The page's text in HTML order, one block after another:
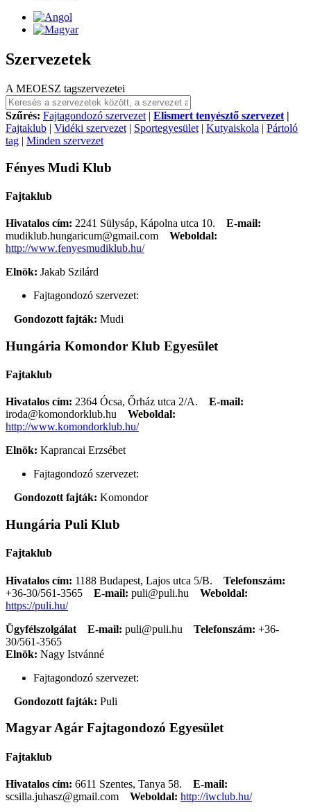
Szervezetek
A MEOESZ tagszervezetei
Szűrés: Fajtagondozó szervezet | Elismert tenyésztő szervezet |
Fajtaklub | Vidéki szervezet | Sportegyesület | Kutyaiskola | Pártoló
tag | Minden szervezet
Fényes Mudi Klub
Fajtaklub
Hivatalos cím: 2241 Sülysáp, Kápolna utca 10. E-mail:
mudiklub.hungaricum@gmail.com
Weboldal:
http://www.fenyesmudiklub.hu/
Elnök: Jakab Szilárd
Fajtagondozó szervezet:
Gondozott fajták: Mudi
Hungária Komondor Klub Egyesület
Fajtaklub
Hivatalos cím: 2364 Ócsa, Őrház utca 2/A. E-mail:
iroda@komondorklub.hu
Weboldal:
http://www.komondorklub.hu/
Elnök: Kaprancai Erzsébet
Fajtagondozó szervezet:
Gondozott fajták: Komondor
Hungária Puli Klub
Fajtaklub
Hivatalos cím: 1188 Budapest, Lajos utca 5/B. Telefonszám:
+36-30/561-3565
E-mail: puli@puli.hu
Weboldal:
https://puli.hu/
Ügyfélszolgálat
E-mail: puli@puli.hu Telefonszám: +36-
30/561-3565
Elnök: Nagy Istvánné
Fajtagondozó szervezet:
Gondozott fajták: Puli
Magyar Agár Fajtagondozó Egyesület
Fajtaklub
Hivatalos cím: 6611 Szentes, Tanya 58. E-mail:
scsilla.juhasz@gmail.com
Weboldal: http://iwclub.hu/